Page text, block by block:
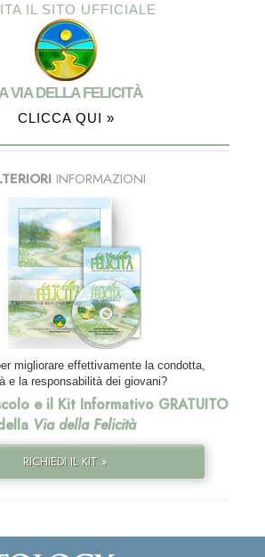
IL SITO UFFICIALE
VIA DELLA FELICITÀ
CLICCA QUI »
INFORMAZIONI
migliorare effettivamente la condotta,
e la responsabilità dei giovani?
e il Kit Informativo GRATUITO
Via della Felicità
RICHIEDI IL KIT »